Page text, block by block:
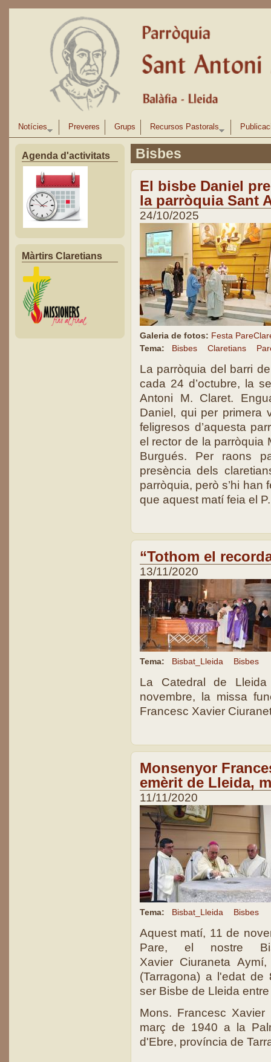
Notícies Preveres Grups Recursos Pastorals
Agenda d'activitats
Màrtirs Claretians
Bisbes
El bisbe Daniel
la parròquia Sant
24/10/2025
Galeria de fotos: Festa
Tema:
Bisbes Claretians
La parròquia del barri
cada 24 d’octubre, la
Antoni M. Claret.
Daniel, qui per primera
feligresos d’aquesta
el rector de la parròquia
Burgués. Per raons
presència dels
parròquia, però s’hi han
que aquest matí feia el P.
“Tothom el
13/11/2020
Tema: Bisbat_Lleida Bisbes
La Catedral de
novembre, la missa
Francesc Xavier
Monsenyor
emèrit de Lleida,
11/11/2020
Tema: Bisbat_Lleida Bisbes
Aquest matí, 11 de
Pare, el nostre
Xavier Ciuraneta
(Tarragona) a l'edat de
ser Bisbe de Lleida
Mons. Francesc
març de 1940 a la
d'Ebre, província de